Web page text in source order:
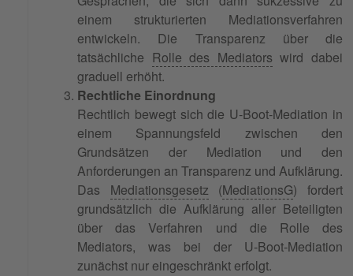
einem strukturierten Mediationsverfahren
entwickeln. Die Transparenz über die
tatsächliche Rolle des Mediators wird dabei
graduell erhöht.
Rechtliche Einordnung
Rechtlich bewegt sich die U-Boot-Mediation in
einem Spannungsfeld zwischen den
Grundsätzen der Mediation und den
Anforderungen an Transparenz und Aufklärung.
Das Mediationsgesetz (MediationsG) fordert
grundsätzlich die Aufklärung aller Beteiligten
über das Verfahren und die Rolle des
Mediators, was bei der U-Boot-Mediation
zunächst nur eingeschränkt erfolgt.